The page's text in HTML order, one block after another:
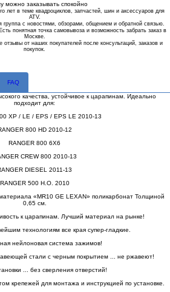
можно заказывать спокойно
лет в теме квадроциклов, запчастей, шин и аксессуаров для
ATV.
группа с новостями, обзорами, общением и обратной связью.
Есть понятная точка самовывоза и возможность забрать заказ в
Москве.
отзывы от наших покупателей после консультаций, заказов и
покупок.
FAQ
качества, устойчивое к царапинам. Идеально
подходит для:
XP / LE / EPS / EPS LE 2010-13
800 HD 2010-12
RANGER 800 6X6
CREW 800 2010-13
DIESEL 2011-13
RANGER 500 H.O. 2010
«MR10 GE LEXAN» поликарбонат Толщиной
0,65 см.
к царапинам. Лучший материал на рынке!
технологиям все края супер-гладкие.
нейлоновая система зажимов!
стали с черным покрытием ... не ржавеют!
... без сверления отверстий!
крепежей для монтажа и инструкцией по установке.